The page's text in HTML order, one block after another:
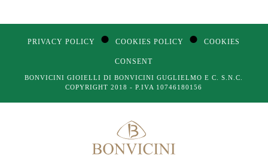
PRIVACY POLICY ●COOKIES POLICY ●COOKIES
CONSENT
BONVICINI GIOIELLI DI BONVICINI GUGLIELMO E C. S.N.C.
COPYRIGHT 2018 - P.IVA 10746180156